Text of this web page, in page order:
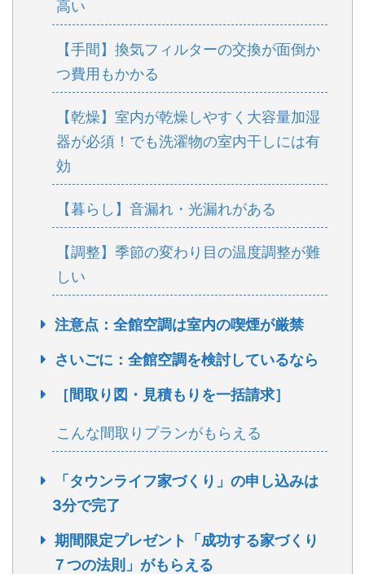
高い
【手間】換気フィルターの交換が面倒か
つ費用もかかる
【乾燥】室内が乾燥しやすく大容量加湿
器が必須！でも洗濯物の室内干しには有
効
【暮らし】音漏れ・光漏れがある
【調整】季節の変わり目の温度調整が難
しい
注意点：全館空調は室内の喫煙が厳禁
さいごに：全館空調を検討しているなら
［間取り図・見積もりを一括請求］
こんな間取りプランがもらえる
「タウンライフ家づくり」の申し込みは
3分で完了
期間限定プレゼント「成功する家づくり
７つの法則」がもらえる